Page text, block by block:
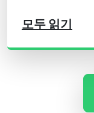
모두 읽기